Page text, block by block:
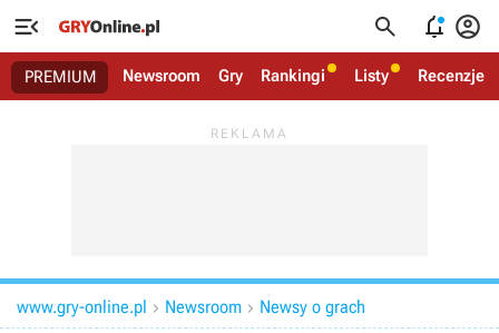
   
PREMIUM Newsroom Gry Rankingi Listy Recenzje
www.gry-online.pl  Newsroom  Newsy o grach